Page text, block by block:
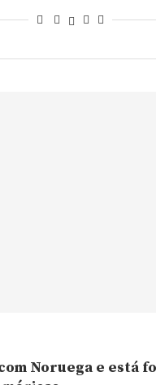
Noruega e está